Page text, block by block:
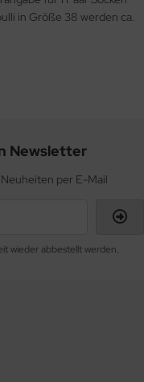
in Größe 38 werden ca.
Newsletter
per E-Mail
wieder abbestellt werden.